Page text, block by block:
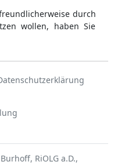
durch
wollen, haben Sie
RiOLG a.D.,